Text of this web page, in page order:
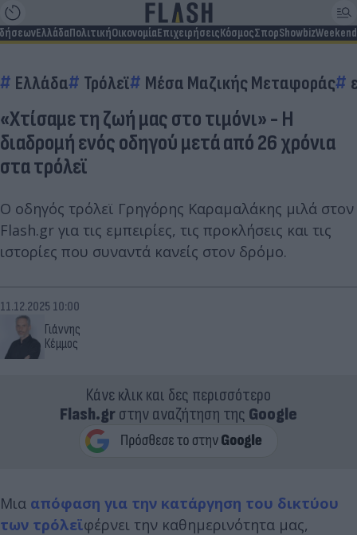
ΕλλάδαΠολιτικήΟικονομίαΕπιχειρήσειςΚόσμοςΣπορShowbizWeekend
Ελλάδα Τρόλεϊ Μέσα Μαζικής Μεταφοράς
«Χτίσαμε τη ζωή μας στο τιμόνι» - Η
διαδρομή ενός οδηγού μετά από 26 χρόνια
στα τρόλεϊ
Ο οδηγός τρόλεϊ Γρηγόρης Καραμαλάκης μιλά στον
Flash.gr για τις εμπειρίες, τις προκλήσεις και τις
ιστορίες που συναντά κανείς στον δρόμο.
Γιάννης
Κέμμος
11.12.2025 10:00
Κάνε κλικ και δες περισσότερο
Flash.grστην αναζήτηση της Google
Μια απόφαση για την κατάργηση του δικτύου
των τρόλεϊφέρνει την καθημερινότητα μας,